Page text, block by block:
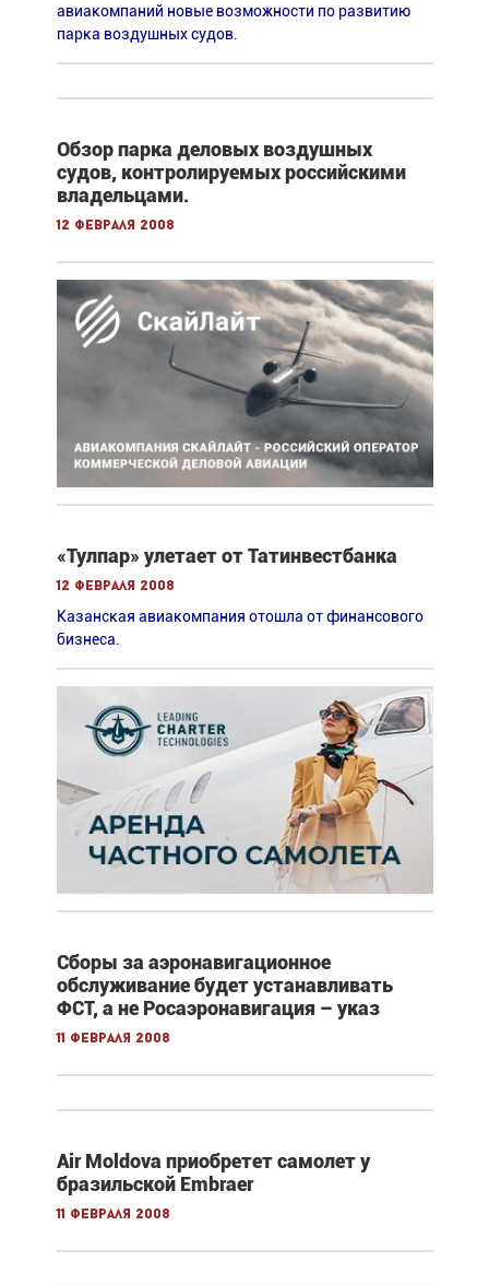
авиакомпаний новые возможности по развитию
парка воздушных судов.
Обзор парка деловых воздушных
судов, контролируемых российскими
владельцами.
12 февраля 2008
«Тулпар» улетает от Татинвестбанка
12 февраля 2008
Казанская авиакомпания отошла от финансового
бизнеса.
Сборы за аэронавигационное
обслуживание будет устанавливать
ФСТ, а не Росаэронавигация – указ
11 февраля 2008
Air Moldova приобретет самолет у
бразильской Embraer
11 февраля 2008